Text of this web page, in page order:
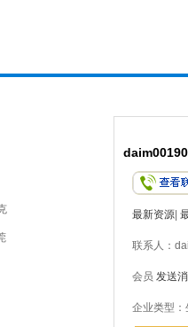
最新资源
联系人：
会员 发送
企业类型：